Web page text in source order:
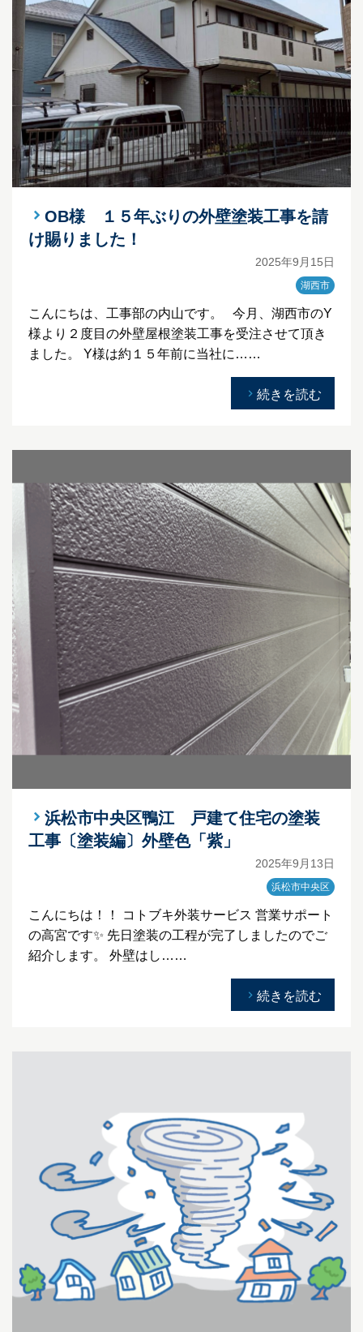
OB様 １５年ぶりの外壁塗装工事を請
け賜りました！
2025年9月15日
湖西市
こんにちは、工事部の内山です。 今月、湖西市のY
様より２度目の外壁屋根塗装工事を受注させて頂き
ました。 Y様は約１５年前に当社に……
続きを読む
浜松市中央区鴨江 戸建て住宅の塗装
工事〔塗装編〕外壁色「紫」
2025年9月13日
浜松市中央区
こんにちは！！ コトブキ外装サービス 営業サポート
の高宮です✨ 先日塗装の工程が完了しましたのでご
紹介します。 外壁はし……
続きを読む